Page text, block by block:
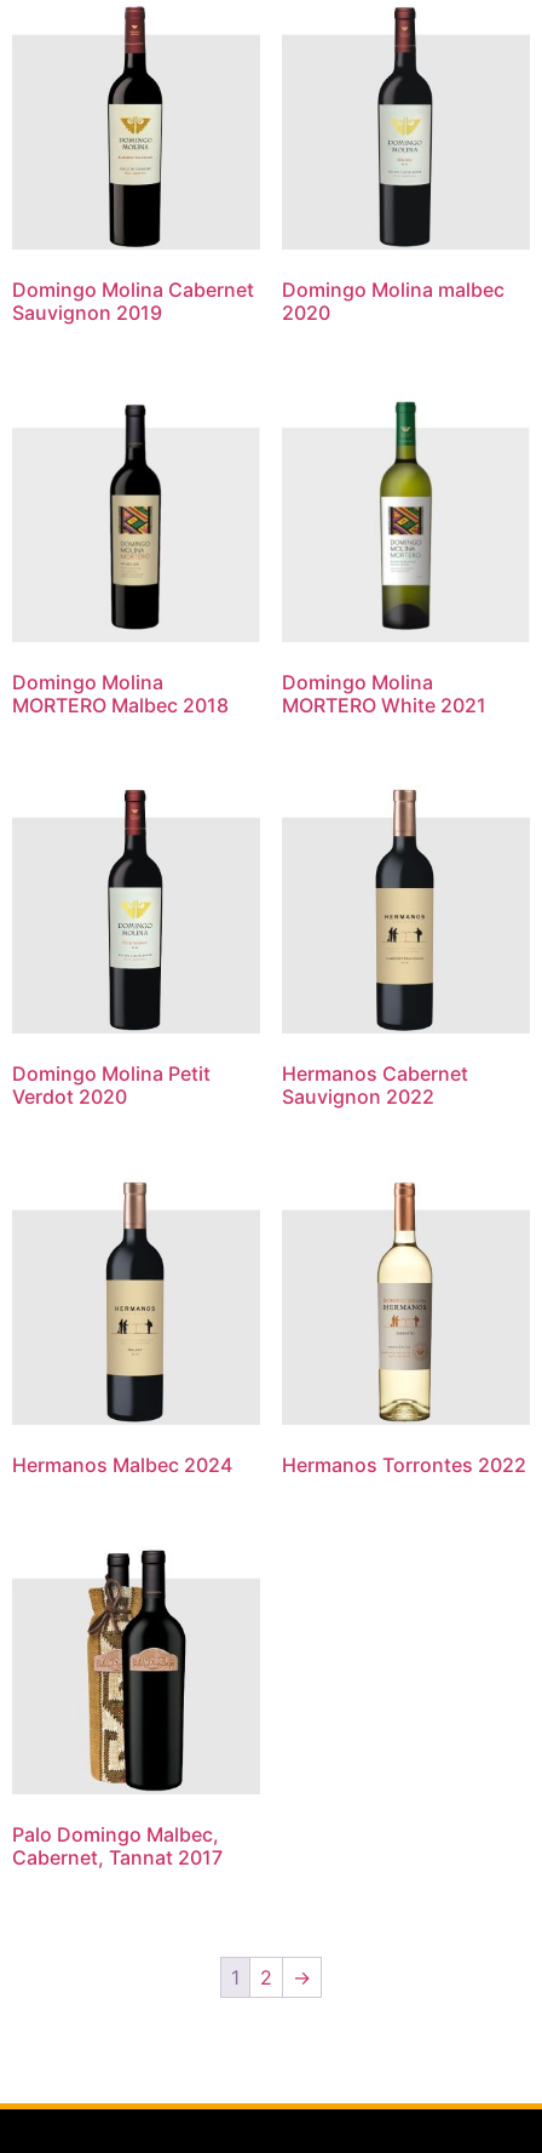
Domingo Molina Cabernet
Sauvignon 2019
Domingo Molina malbec
2020
Domingo Molina
MORTERO Malbec 2018
Domingo Molina
MORTERO White 2021
Domingo Molina Petit
Verdot 2020
Hermanos Cabernet
Sauvignon 2022
Hermanos Malbec 2024 Hermanos Torrontes 2022
Palo Domingo Malbec,
Cabernet, Tannat 2017
1 2 →